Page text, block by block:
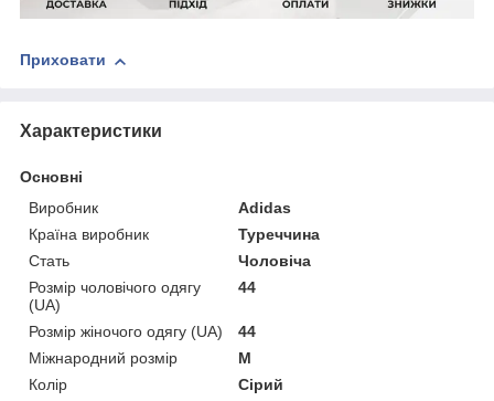
Приховати
Характеристики
Основні
Виробник
Adidas
Країна виробник
Туреччина
Стать
Чоловіча
Розмір чоловічого одягу
(UA)
44
Розмір жіночого одягу (UA)
44
Міжнародний розмір
M
Колір
Сірий